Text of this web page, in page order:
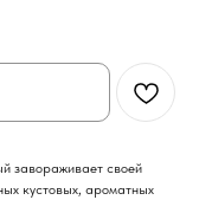
завораживает своей
кустовых, ароматных